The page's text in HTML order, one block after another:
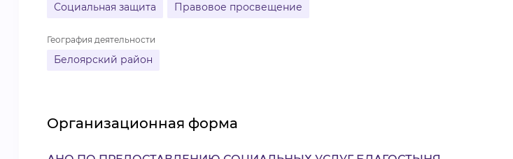
Социальная защита Правовое просвещение
География деятельности
Белоярский район
Организационная форма